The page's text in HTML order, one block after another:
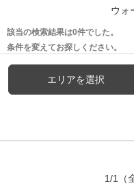
ウォ
該当の検索結果は0件でした。
条件を変えてお探しください。
エリアを選択
1/1 （